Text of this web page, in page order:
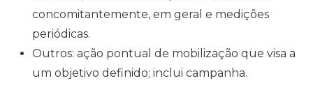
concomitantemente, em geral e medições
periódicas.
Outros: ação pontual de mobilização que visa a
um objetivo definido; inclui campanha.